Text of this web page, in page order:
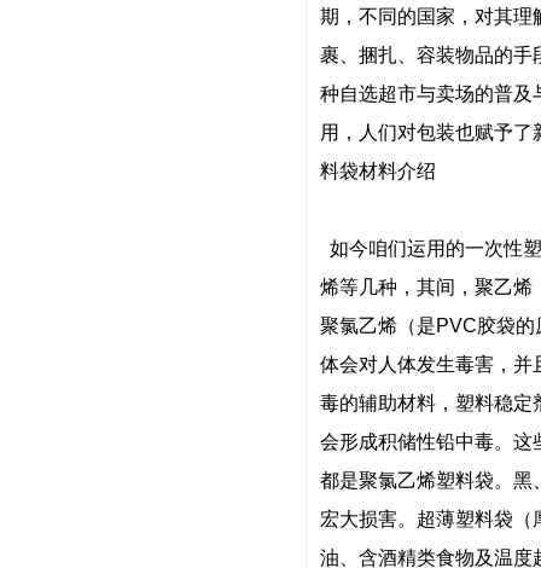
期，不同的国家，对其理
裹、捆扎、容装物品的手
种自选超市与卖场的普及
用，人们对包装也赋予
料袋材料介绍
如今咱们运用的一次性
烯等几种，其间，聚乙烯
聚氯乙烯（是PVC胶袋
体会对人体发生毒害，并
毒的辅助材料，塑料稳定
会形成积储性铅中毒。这
都是聚氯乙烯塑料袋。黑
宏大损害。超薄塑料袋
油、含酒精类食物及温度